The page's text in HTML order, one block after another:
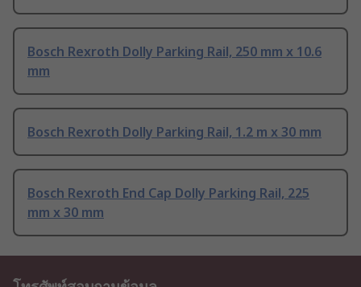
Bosch Rexroth Dolly Parking Rail, 250 mm x 10.6
mm
Bosch Rexroth Dolly Parking Rail, 1.2 m x 30 mm
Bosch Rexroth End Cap Dolly Parking Rail, 225
mm x 30 mm